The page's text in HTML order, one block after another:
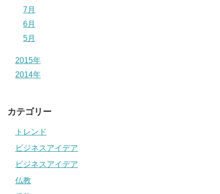
7月
6月
5月
2015年
2014年
カテゴリー
トレンド
ビジネスアイデア
ビジネスアイデア
仏教